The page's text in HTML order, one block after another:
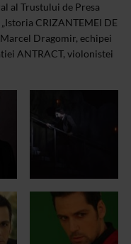
al Trustului de Presa
CRIZANTEMEI DE
Dragomir, echipei
ANTRACT, violonistei